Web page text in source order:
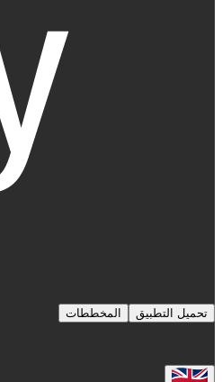
تحميل التطبيق المخططات